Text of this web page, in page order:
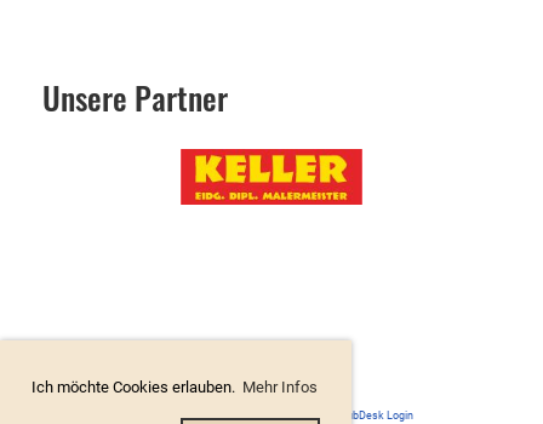
Ich möchte Cookies erlauben. Mehr Infos
Unsere Partner
ClubDesk Login